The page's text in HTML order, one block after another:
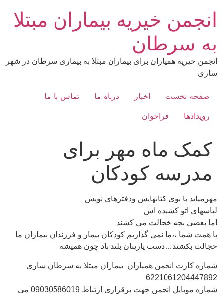
محتوا
انجمن خیریه بیماران مبتلا
به سرطان
انجمن خیریه همیاران برای بیماران مبتلا به بیماری سرطان در شهر
ساری
صفحه نخست اخبار درباه ما
تماس با ما
رویدادها
فراخوان
کمک ماه مهر برای
مدرسه کودکان
مهرميايد با بوى كتابهايش ودفترهاى نويش
لباسهاى اتو كشيده اش
اما بعضى بچه خجالت مي كشند
با همت شما ،،ما نمى گذاريم كودكان بيمار و فرزندان بيماران ما
خجالت بكشند…دست ياريتان بلند باد چون هميشه
شماره کارت انجمن همیاران بیماران مبتلا به سرطان ساری
6221061204447892
شماره موبایل انجمن جهت برقراری ارتباط 09030586019 می